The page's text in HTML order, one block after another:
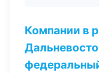
Компании в